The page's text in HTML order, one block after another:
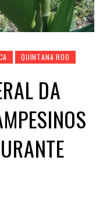
QUINTANA ROO
DA